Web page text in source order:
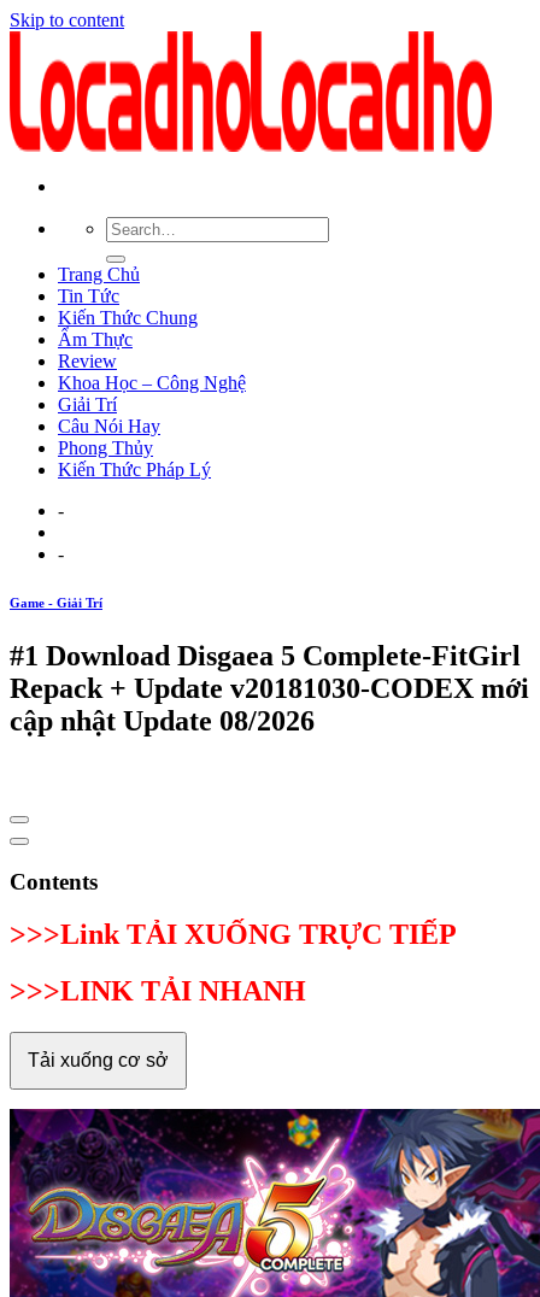
Skip to content
Trang Chủ
Tin Tức
Kiến Thức Chung
Ẩm Thực
Review
Khoa Học – Công Nghệ
Giải Trí
Câu Nói Hay
Phong Thủy
Kiến Thức Pháp Lý
-
-
Game - Giải Trí
#1 Download Disgaea 5 Complete-FitGirl
Repack + Update v20181030-CODEX mới
cập nhật Update 08/2026
Contents
>>>Link TẢI XUỐNG TRỰC TIẾP
>>>LINK TẢI NHANH
Tải xuống cơ sở